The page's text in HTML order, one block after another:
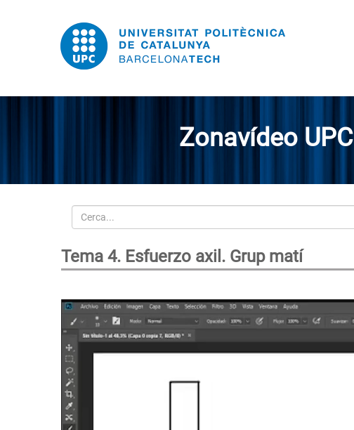
Zonavídeo UPC
Cerca
Tema 4. Esfuerzo axil. Grup matí